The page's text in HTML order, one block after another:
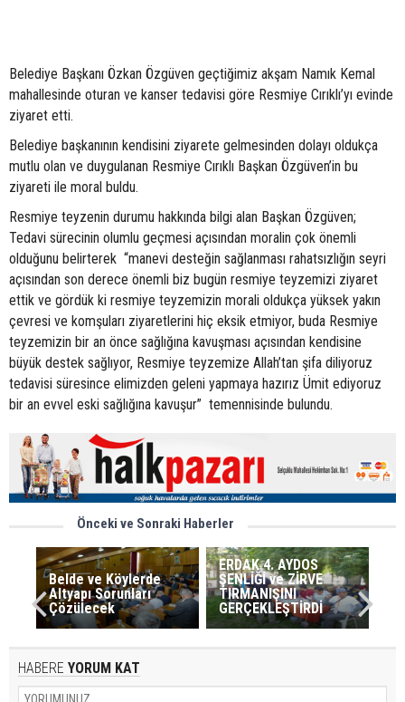
Belediye Başkanı Özkan Özgüven geçtiğimiz akşam Namık Kemal
mahallesinde oturan ve kanser tedavisi göre Resmiye Cırıklı’yı evinde
ziyaret etti.
Belediye başkanının kendisini ziyarete gelmesinden dolayı oldukça
mutlu olan ve duygulanan Resmiye Cırıklı Başkan Özgüven’in bu
ziyareti ile moral buldu.
Resmiye teyzenin durumu hakkında bilgi alan Başkan Özgüven;
Tedavi sürecinin olumlu geçmesi açısından moralin çok önemli
olduğunu belirterek “manevi desteğin sağlanması rahatsızlığın seyri
açısından son derece önemli biz bugün resmiye teyzemizi ziyaret
ettik ve gördük ki resmiye teyzemizin morali oldukça yüksek yakın
çevresi ve komşuları ziyaretlerini hiç eksik etmiyor, buda Resmiye
teyzemizin bir an önce sağlığına kavuşması açısından kendisine
büyük destek sağlıyor, Resmiye teyzemize Allah’tan şifa diliyoruz
tedavisi süresince elimizden geleni yapmaya hazırız Ümit ediyoruz
bir an evvel eski sağlığına kavuşur” temennisinde bulundu.
Önceki ve Sonraki Haberler
Belde ve Köylerde
Altyapı Sorunları
Çözülecek
ERDAK 4. AYDOS
ŞENLİĞİ ve ZİRVE
TIRMANIŞINI
GERÇEKLEŞTİRDİ
HABERE YORUM KAT